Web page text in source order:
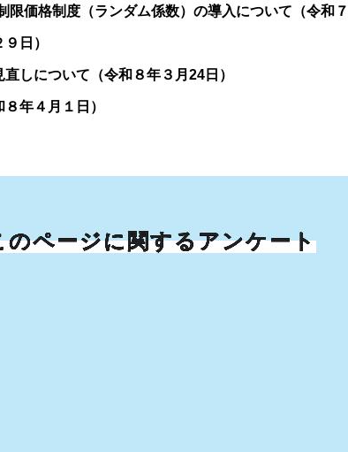
価格制度（ランダム係数）の導入について（令和７
日）
しについて（令和８年３月24日）
年４月１日）
のページに関するアンケート